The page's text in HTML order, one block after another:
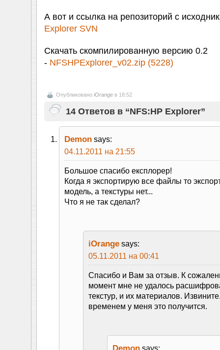
А вот и ссылка на репозиторий с
Explorer SVN
Скачать скомпилированную версию 0.2
- NFSHPExplorer_v02.zip (5228)
Опубликовано iOrangeв 18:52
14 Ответов в “NFS:HP Explorer”
Demon says:
04.11.2011 на 21:55
Большое спасибо експлорер!
Когда я экспортирую все файлы то
модель, а текстуры нет...
Что я не так сделал?
iOrange says:
05.11.2011 на 00:41
Спасибо и Вам за отзыв. К
момент мне не удалось
текстур, и их материалов.
временем у меня это получится.